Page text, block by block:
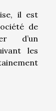
il est
de
d’un
les